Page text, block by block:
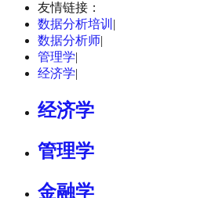
友情链接：
数据分析培训 |
数据分析师|
管理学|
经济学|
经济学
管理学
金融学